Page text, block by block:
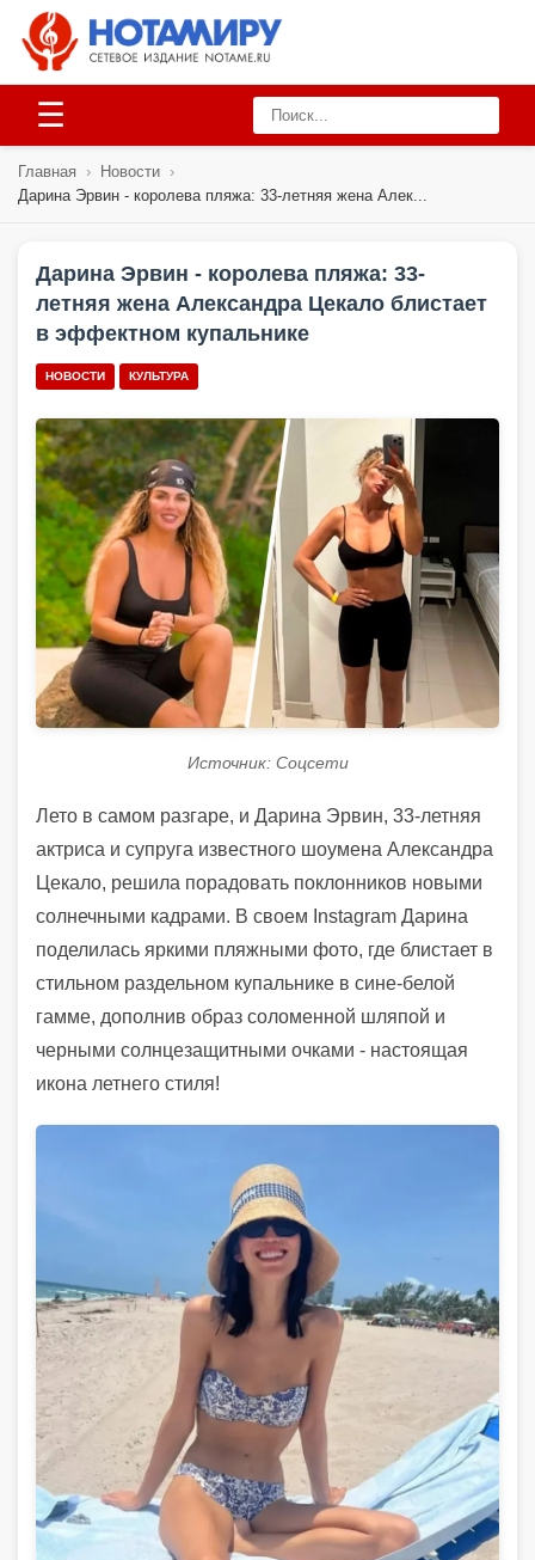
☰
Главная › Новости ›
Дарина Эрвин - королева пляжа: 33-летняя жена Алек...
Дарина Эрвин - королева пляжа: 33-
летняя жена Александра Цекало блистает
в эффектном купальнике
НОВОСТИ КУЛЬТУРА
Источник: Соцсети
Лето в самом разгаре, и Дарина Эрвин, 33-летняя
актриса и супруга известного шоумена Александра
Цекало, решила порадовать поклонников новыми
солнечными кадрами. В своем Instagram Дарина
поделилась яркими пляжными фото, где блистает в
стильном раздельном купальнике в сине-белой
гамме, дополнив образ соломенной шляпой и
черными солнцезащитными очками - настоящая
икона летнего стиля!